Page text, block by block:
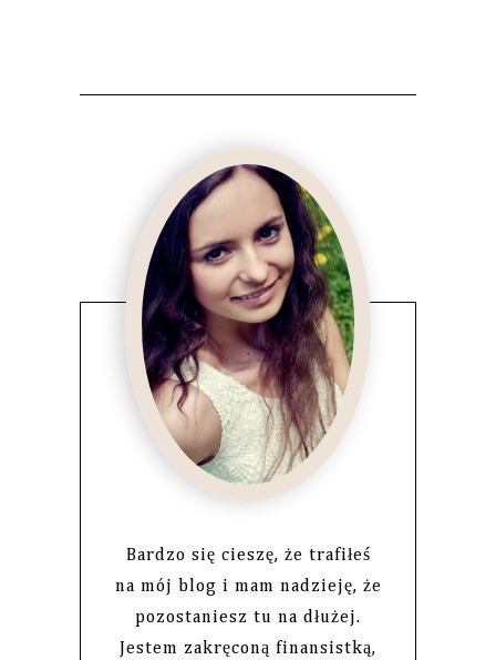
Bardzo się cieszę, że trafiłeś
na mój blog i mam nadzieję, że
pozostaniesz tu na dłużej.
Jestem zakręconą finansistką,